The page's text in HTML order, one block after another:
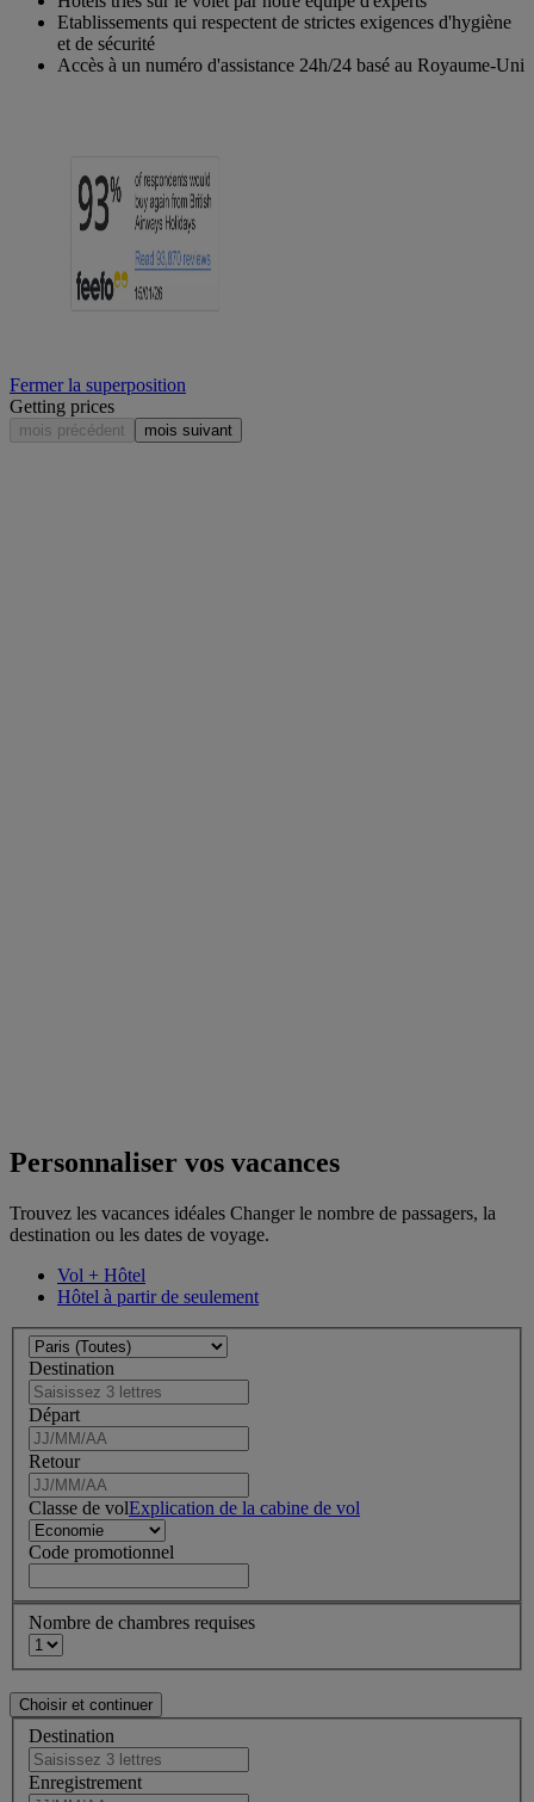
Etablissements qui respectent de strictes exigences d'hygiène
et de sécurité
Accès à un numéro d'assistance 24h/24 basé au Royaume-Uni
Fermer la superposition
Getting prices
mois précédent mois suivant
Personnaliser vos vacances
Trouvez les vacances idéales Changer le nombre de passagers, la
destination ou les dates de voyage.
Vol + Hôtel
Hôtel à partir de seulement
Destination
Départ
Retour
Classe de volExplication de la cabine de vol
Code promotionnel
Nombre de chambres requises
Destination
Enregistrement